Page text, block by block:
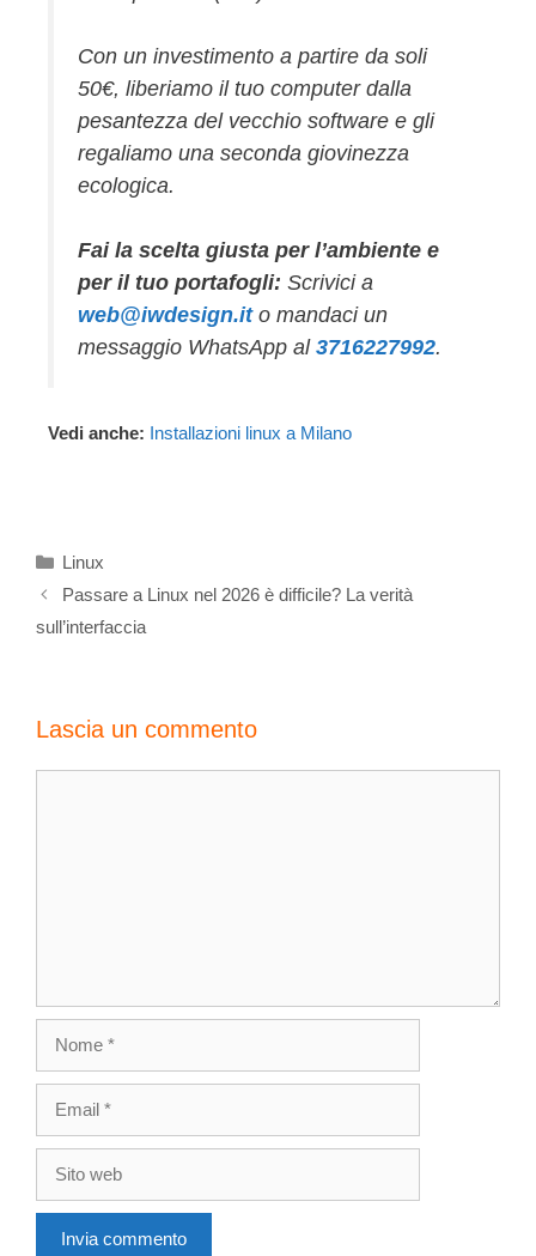
Con un investimento a partire da soli
50€, liberiamo il tuo computer dalla
pesantezza del vecchio software e gli
regaliamo una seconda giovinezza
ecologica.
Fai la scelta giusta per l’ambiente e
per il tuo portafogli: Scrivici a
web@iwdesign.it o mandaci un
messaggio WhatsApp al 3716227992.
Vedi anche: Installazioni linux a Milano
Linux
Passare a Linux nel 2026 è difficile? La verità
sull’interfaccia
Lascia un commento